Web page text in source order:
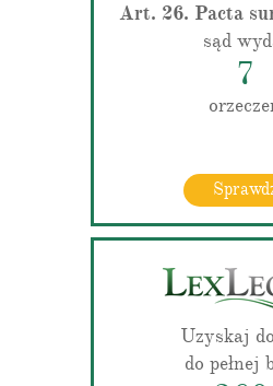
Art. 26. Pacta
sąd
7
Uzyskaj
do pełnej